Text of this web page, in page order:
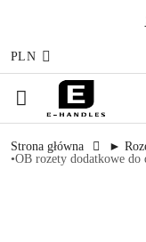
Przejdź do treści
Przejdź do
Przejdź do moje
Przejdź do menu
Przejdź do opisu
Przejdź do stopki
PLN
Strona główna
►
•OB rozety dodatkowe